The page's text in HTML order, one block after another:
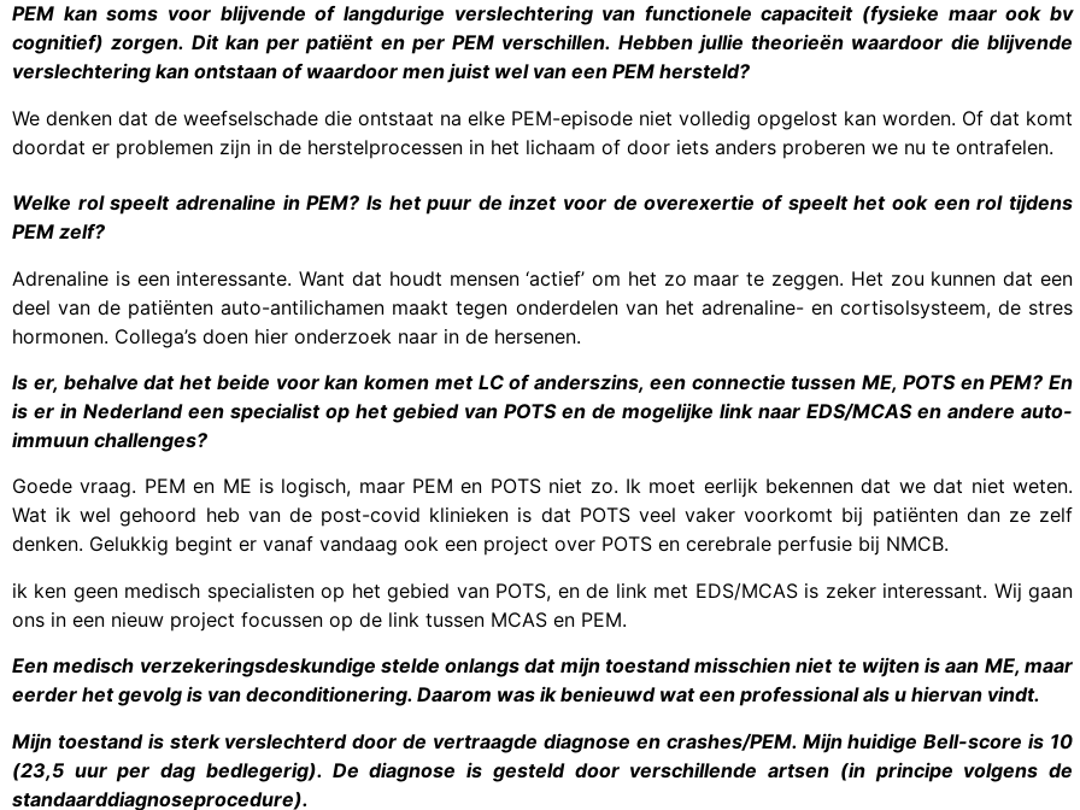
PEM kan soms voor blijvende of langdurige verslechtering van functionele capaciteit (fysieke maar ook bv
cognitief) zorgen. Dit kan per patiënt en per PEM verschillen. Hebben jullie theorieën waardoor die blijvende
verslechtering kan ontstaan of waardoor men juist wel van een PEM hersteld?
We denken dat de weefselschade die ontstaat na elke PEM-episode niet volledig opgelost kan worden. Of dat komt
doordat er problemen zijn in de herstelprocessen in het lichaam of door iets anders proberen we nu te ontrafelen.
Welke rol speelt adrenaline in PEM? Is het puur de inzet voor de overexertie of speelt het ook een rol tijdens
PEM zelf?
Adrenaline is een interessante. Want dat houdt mensen ‘actief’ om het zo maar te zeggen. Het zou kunnen dat een
deel van de patiënten auto-antilichamen maakt tegen onderdelen van het adrenaline- en cortisolsysteem, de stres
hormonen. Collega’s doen hier onderzoek naar in de hersenen.
Is er, behalve dat het beide voor kan komen met LC of anderszins, een connectie tussen ME, POTS en PEM? En
is er in Nederland een specialist op het gebied van POTS en de mogelijke link naar EDS/MCAS en andere auto-
immuun challenges?
Goede vraag. PEM en ME is logisch, maar PEM en POTS niet zo. Ik moet eerlijk bekennen dat we dat niet weten.
Wat ik wel gehoord heb van de post-covid klinieken is dat POTS veel vaker voorkomt bij patiënten dan ze zelf
denken. Gelukkig begint er vanaf vandaag ook een project over POTS en cerebrale perfusie bij NMCB.
ik ken geen medisch specialisten op het gebied van POTS, en de link met EDS/MCAS is zeker interessant. Wij gaan
ons in een nieuw project focussen op de link tussen MCAS en PEM.
Een medisch verzekeringsdeskundige stelde onlangs dat mijn toestand misschien niet te wijten is aan ME, maar
eerder het gevolg is van deconditionering. Daarom was ik benieuwd wat een professional als u hiervan vindt.
Mijn toestand is sterk verslechterd door de vertraagde diagnose en crashes/PEM. Mijn huidige Bell-score is 10
(23,5 uur per dag bedlegerig). De diagnose is gesteld door verschillende artsen (in principe volgens de
standaarddiagnoseprocedure).